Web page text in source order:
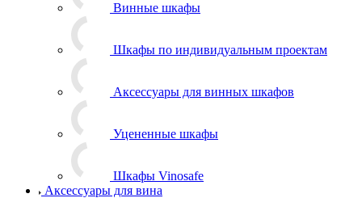
Винные шкафы
Шкафы по индивидуальным проектам
Аксессуары для винных шкафов
Уцененные шкафы
Шкафы Vinosafe
Аксессуары для вина